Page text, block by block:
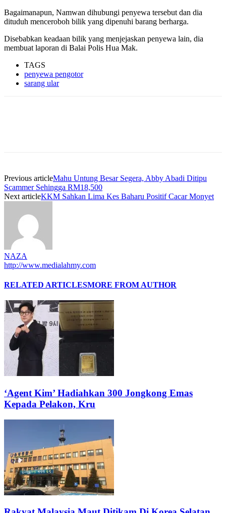
Bagaimanapun, Namwan dihubungi penyewa tersebut dan dia
dituduh menceroboh bilik yang dipenuhi barang berharga.
Disebabkan keadaan bilik yang menjejaskan penyewa lain, dia
membuat laporan di Balai Polis Hua Mak.
TAGS
penyewa pengotor
sarang ular
Previous articleMahu Untung Besar Segera, Abby Abadi Ditipu
Scammer Sehingga RM18,500
Next articleKKM Sahkan Lima Kes Baharu Positif Cacar Monyet
NAZA
http://www.medialahmy.com
RELATED ARTICLESMORE FROM AUTHOR
‘Agent Kim’ Hadiahkan 300 Jongkong Emas
Kepada Pelakon, Kru